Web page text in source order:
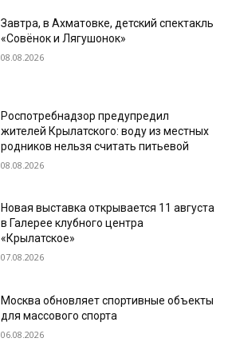
Завтра, в Ахматовке, детский спектакль
«Совёнок и Лягушонок»
08.08.2026
Роспотребнадзор предупредил
жителей Крылатского: воду из местных
родников нельзя считать питьевой
08.08.2026
Новая выставка открывается 11 августа
в Галерее клубного центра
«Крылатское»
07.08.2026
Москва обновляет спортивные объекты
для массового спорта
06.08.2026